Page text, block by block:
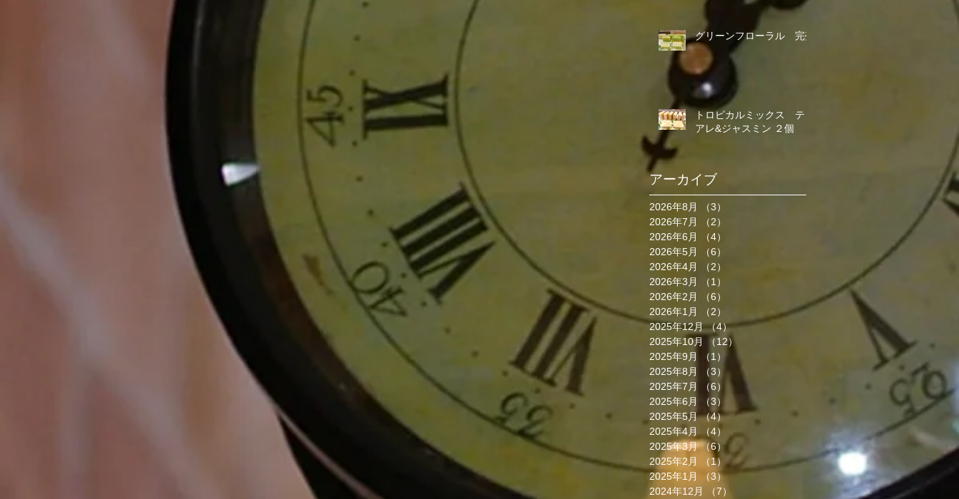
グリーンフローラル 完売
トロピカルミックス ティ
アレ&ジャスミン ２個
アーカイブ
2026年8月 （3）
2026年7月
（2）
2026年6月
（4）
2026年5月
（6）
2026年4月
（2）
2026年3月
（1）
2026年2月
（6）
2026年1月
（2）
2025年12月 （4）4件の記事
2025年10月
（12）
2025年9月
（1）
2025年8月
（3）
3件の記事
2025年7月
（6）
6件の記事
2025年6月
（3）
3件の記事
2025年5月 （4）4件の記事
2025年4月
（4）
4件の記事
2025年3月 （6）6件の記事
2025年2月
（1） 1件の記事
2025年1月
（3）3件の記事
2024年12月
（7）